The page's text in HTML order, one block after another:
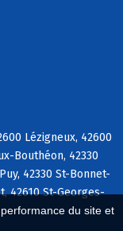
du site et
Lézigneux, 42600
Bouthéon, 42330
42330 St-Bonnet-
42610 St-Georges-